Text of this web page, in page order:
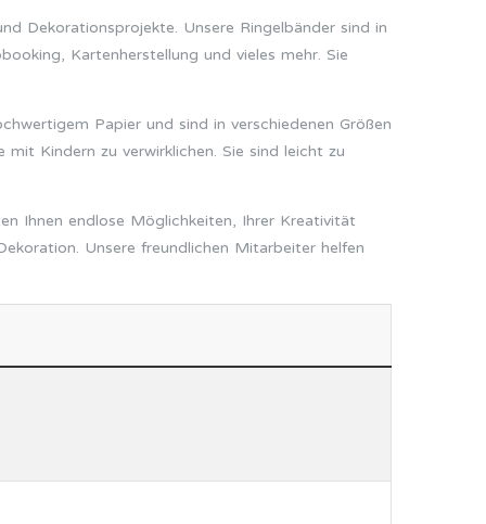
Dekorationsprojekte. Unsere Ringelbänder sind in
Kartenherstellung und vieles mehr. Sie
Papier und sind in verschiedenen Größen
Kindern zu verwirklichen. Sie sind leicht zu
Ihnen endlose Möglichkeiten, Ihrer Kreativität
Unsere freundlichen Mitarbeiter helfen